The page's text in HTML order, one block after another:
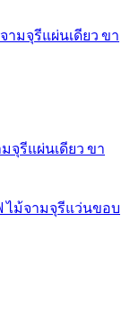
จุรีแผ่นเดียว ขา